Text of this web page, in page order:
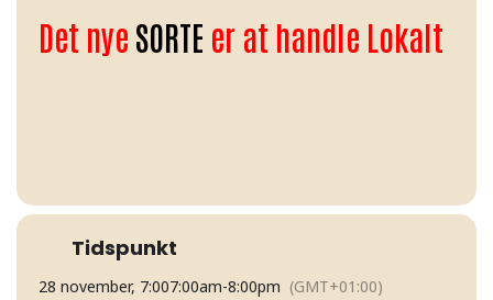
Det nye SORTE er at handle Lokalt
Tidspunkt
28 november, 7:007:00am-8:00pm (GMT+01:00)